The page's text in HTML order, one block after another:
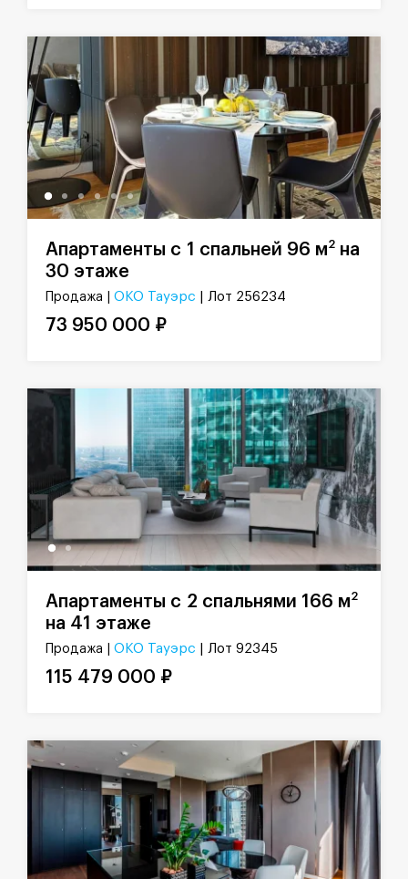
Апартаменты с 1 спальней 96 м2 на
30 этаже
Продажа | ОКО Тауэрс | Лот 256234
73 950 000 ₽
Апартаменты с 2 спальнями 166 м2
на 41 этаже
Продажа | ОКО Тауэрс | Лот 92345
115 479 000 ₽